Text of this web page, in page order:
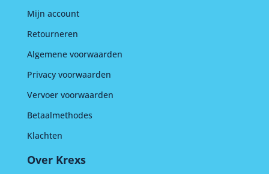
Mijn account
Retourneren
Algemene voorwaarden
Privacy voorwaarden
Vervoer voorwaarden
Betaalmethodes
Klachten
Over Krexs